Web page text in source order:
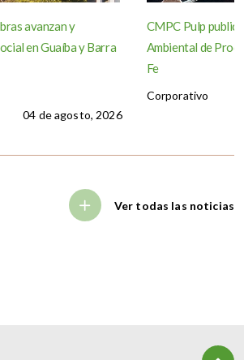
avanzan y
en Guaíba y Barra
04 de agosto, 2026
CMPC Pulp
Ambiental de
Fe
Corporativo
Ver todas las noticias